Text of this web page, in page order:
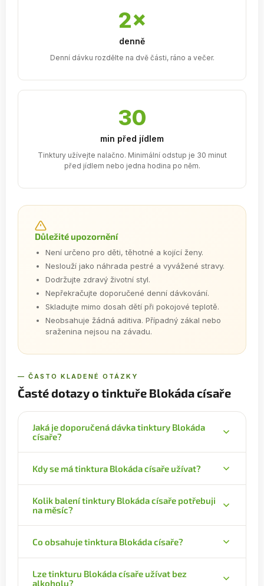
2×
denně
Denní dávku rozdělte na dvě části, ráno a večer.
30
min před jídlem
Tinktury užívejte nalačno. Minimální odstup je 30 minut
před jídlem nebo jedna hodina po něm.
Důležité upozornění
Není určeno pro děti, těhotné a kojící ženy.
Neslouží jako náhrada pestré a vyvážené stravy.
Dodržujte zdravý životní styl.
Nepřekračujte doporučené denní dávkování.
Skladujte mimo dosah dětí při pokojové teplotě.
Neobsahuje žádná aditiva. Případný zákal nebo
sraženina nejsou na závadu.
— ČASTO KLADENÉ OTÁZKY
Časté dotazy o tinktuře Blokáda císaře
Jaká je doporučená dávka tinktury Blokáda
císaře?
Denní dávku rozdělte na dvě části, ráno a večer –
pokud vážíte 70 kg, dáte si 35 kapek ráno a 35
kapek večer.
Kdy se má tinktura Blokáda císaře užívat?
minut před jídlem nebo jedna hodina po něm. Před
Kolik balení tinktury Blokáda císaře potřebuji
na měsíc?
balení podle denní dávky. Obsah jednoho balení je
50 ml = 1100 kapek, při dávce 70 kapek denně
vydrží balení zhruba 15 dní.
Co obsahuje tinktura Blokáda císaře?
receptury: slivoň, světlici barvířskou, děhel čínský,
Lze tinkturu Blokáda císaře užívat bez
alkoholu?